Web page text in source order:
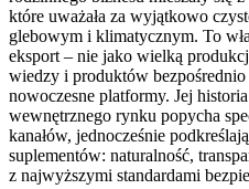
które uważała za wyjątkowo
glebowym i klimatycznym. To
eksport – nie jako wielką
wiedzy i produktów
nowoczesne platformy. Jej
wewnętrznego rynku popycha
kanałów, jednocześnie
suplementów: naturalność,
z najwyższymi standardami